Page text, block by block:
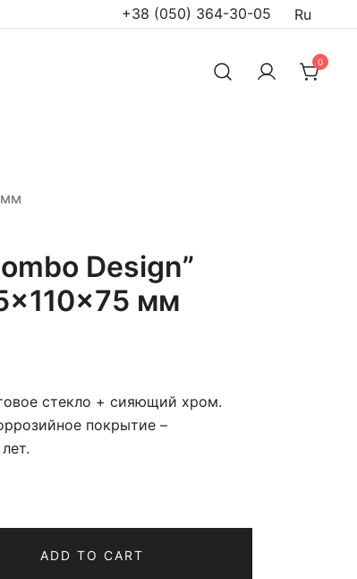
+38 (050) 364-30-05 Ru
0
мм
Design”
мм
стекло + сияющий хром.
покрытие –
ADD TO CART